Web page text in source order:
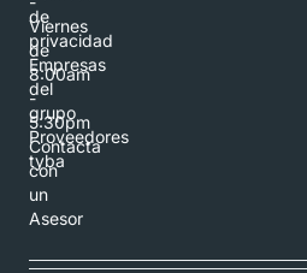
Viernes
de
8:00am
-
5:30pm
Contacta
con
un
Asesor
de
privacidad
Empresas
del
grupo
Proveedores
tyba